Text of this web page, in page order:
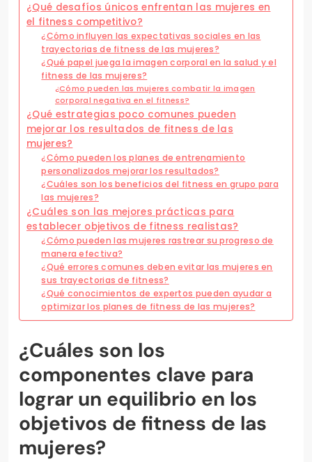
¿Qué desafíos únicos enfrentan las mujeres en
el fitness competitivo?
¿Cómo influyen las expectativas sociales en las
trayectorias de fitness de las mujeres?
¿Qué papel juega la imagen corporal en la salud y el
fitness de las mujeres?
¿Cómo pueden las mujeres combatir la imagen
corporal negativa en el fitness?
¿Qué estrategias poco comunes pueden
mejorar los resultados de fitness de las
mujeres?
¿Cómo pueden los planes de entrenamiento
personalizados mejorar los resultados?
¿Cuáles son los beneficios del fitness en grupo para
las mujeres?
¿Cuáles son las mejores prácticas para
establecer objetivos de fitness realistas?
¿Cómo pueden las mujeres rastrear su progreso de
manera efectiva?
¿Qué errores comunes deben evitar las mujeres en
sus trayectorias de fitness?
¿Qué conocimientos de expertos pueden ayudar a
optimizar los planes de fitness de las mujeres?
¿Cuáles son los
componentes clave para
lograr un equilibrio en los
objetivos de fitness de las
mujeres?